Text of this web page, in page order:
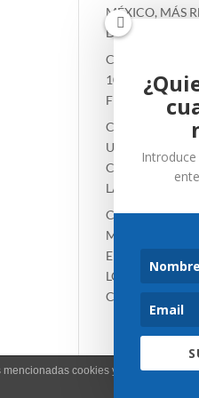
MÉXICO, MÁS
DERECHOS
CCLXXIX | SOLO
10
FIELES. Y
CLXXVIII
UN POST SOBRE
LATAM
CLXXVII
MIGRANTE,
EMIGRANTE,
LO QUE QUIERA
CDMX
cookies y la aceptación